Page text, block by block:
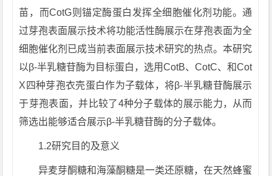
苗，而CotG则锚定酶蛋白发挥全细胞催化剂功能。通
过芽孢表面展示技术将功能活性酶展示在芽孢表面为全
细胞催化剂已成当前表面展示技术研究的热点。本研究
以β-半乳糖苷酶为目标蛋白，选用CotB、CotC、和Cot
X四种芽孢衣壳蛋白作为子载体，将β-半乳糖苷酶展示
于芽孢表面，并比较了4种分子载体的展示能力，从而
筛选出能够适合展示β-半乳糖苷酶的分子载体。
1.2研究目的及意义
异麦芽酮糖和海藻酮糖是一类还原糖，在天然蜂蜜